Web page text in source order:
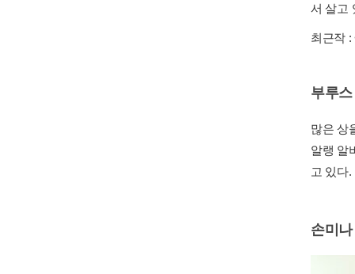
서 살고
최근작 :
부루
많은 상
알랭 알
고 있다.
손미나